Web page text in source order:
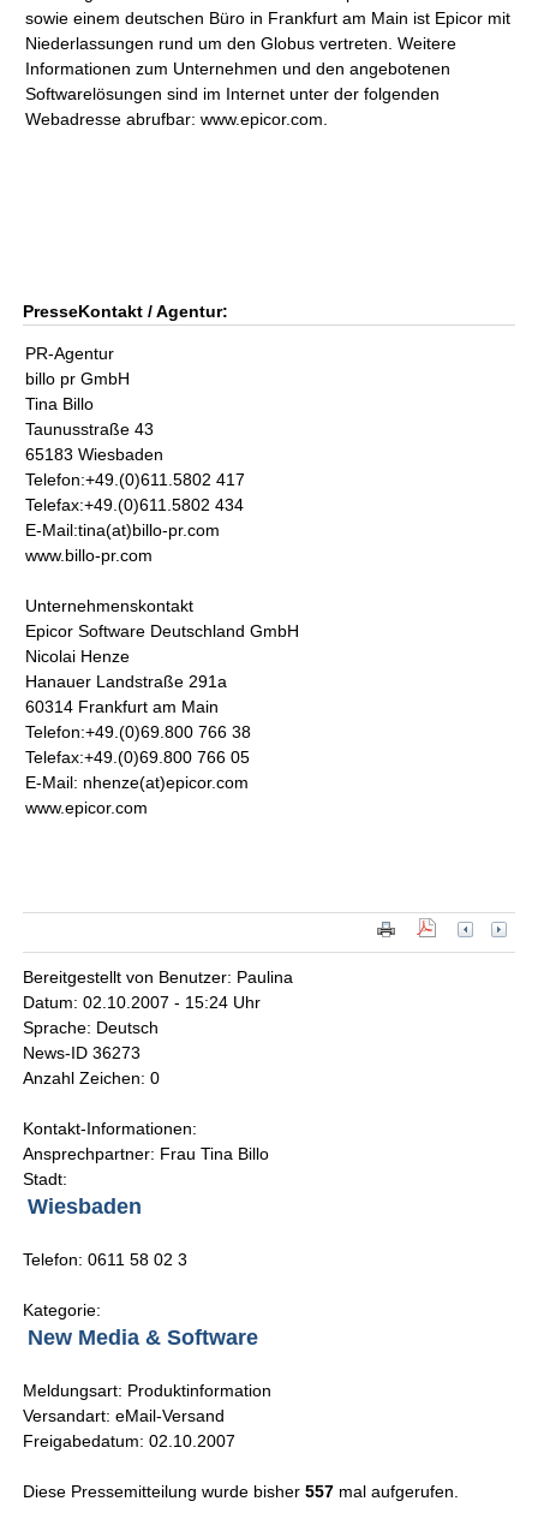
sowie einem deutschen Büro in Frankfurt am Main ist Epicor mit
Niederlassungen rund um den Globus vertreten. Weitere
Informationen zum Unternehmen und den angebotenen
Softwarelösungen sind im Internet unter der folgenden
Webadresse abrufbar: www.epicor.com.
PresseKontakt / Agentur:
PR-Agentur
billo pr GmbH
Tina Billo
Taunusstraße 43
65183 Wiesbaden
Telefon:+49.(0)611.5802 417
Telefax:+49.(0)611.5802 434
E-Mail:tina(at)billo-pr.com
www.billo-pr.com
Unternehmenskontakt
Epicor Software Deutschland GmbH
Nicolai Henze
Hanauer Landstraße 291a
60314 Frankfurt am Main
Telefon:+49.(0)69.800 766 38
Telefax:+49.(0)69.800 766 05
E-Mail: nhenze(at)epicor.com
www.epicor.com
Bereitgestellt von Benutzer: Paulina
Datum: 02.10.2007 - 15:24 Uhr
Sprache: Deutsch
News-ID 36273
Anzahl Zeichen: 0
Kontakt-Informationen:
Ansprechpartner: Frau Tina Billo
Stadt:
Wiesbaden
Telefon: 0611 58 02 3
Kategorie:
New Media & Software
Meldungsart: Produktinformation
Versandart: eMail-Versand
Freigabedatum: 02.10.2007
Diese Pressemitteilung wurde bisher557 mal aufgerufen.